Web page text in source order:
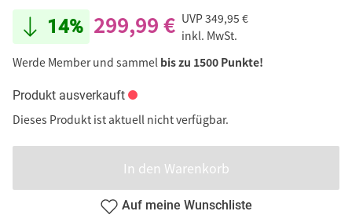
14% 299,99 € UVP349,95 €
inkl. MwSt.
Werde Member und sammel bis zu 1500 Punkte!
Produkt ausverkauft
Dieses Produkt ist aktuell nicht verfügbar.
In den Warenkorb
Auf meine Wunschliste